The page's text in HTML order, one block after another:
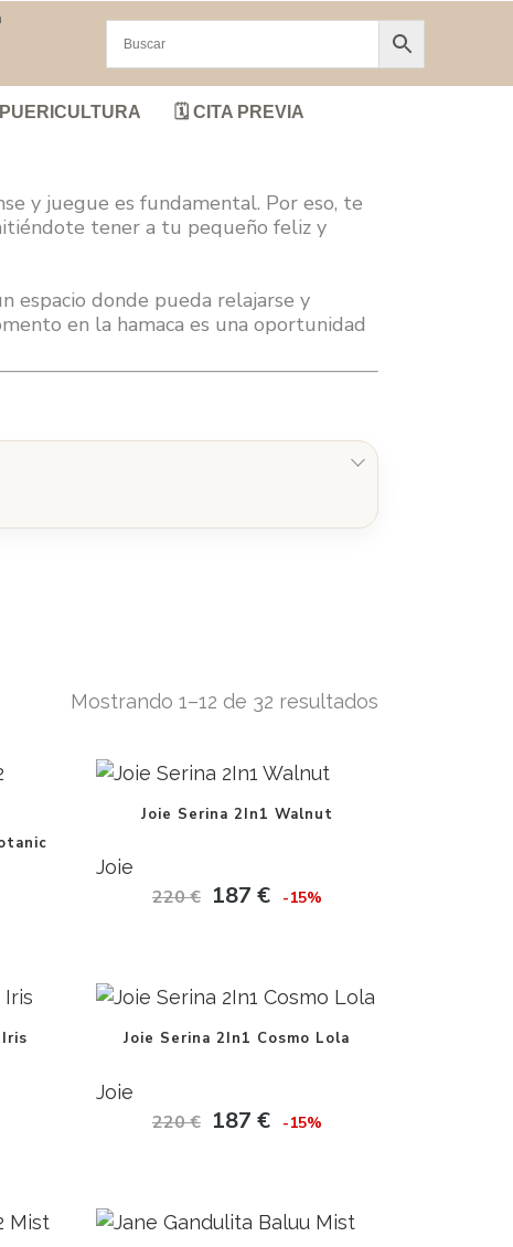
PUERICULTURA
🗓️ CITA PREVIA
y juegue es fundamental. Por eso, te
tener a tu pequeño feliz y
espacio donde pueda relajarse y
en la hamaca es una oportunidad
Mostrando 1–12 de 32 resultados
Joie Serina 2In1 Walnut
Joie
220€ 187 € -15%
Joie Serina 2In1 Cosmo Lola
Joie
220€ 187 € -15%